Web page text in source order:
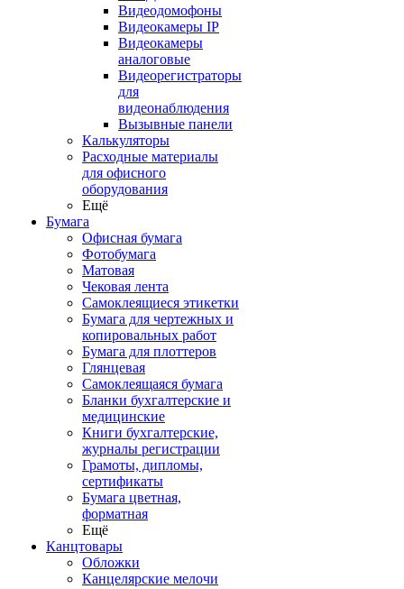
Видеодомофоны
Видеокамеры IP
Видеокамеры
аналоговые
Видеорегистраторы
для
видеонаблюдения
Вызывные панели
Калькуляторы
Расходные материалы
для офисного
оборудования
Ещё
Бумага
Офисная бумага
Фотобумага
Матовая
Чековая лента
Самоклеящиеся этикетки
Бумага для чертежных и
копировальных работ
Бумага для плоттеров
Глянцевая
Самоклеящаяся бумага
Бланки бухгалтерские и
медицинские
Книги бухгалтерские,
журналы регистрации
Грамоты, дипломы,
сертификаты
Бумага цветная,
форматная
Ещё
Канцтовары
Обложки
Канцелярские мелочи